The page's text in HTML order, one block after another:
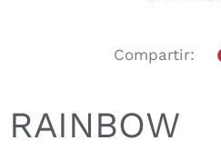
Compartir:
RAINBOW